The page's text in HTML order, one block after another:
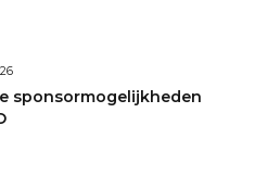
sponsormogelijkheden